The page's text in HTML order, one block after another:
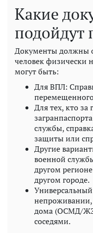
Какие
подойдут
Документы должны
человек физически
могут быть:
Для ВПЛ:
Для тех, кто
службы,
защиты или
Другие
военной
другом
другом городе.
дома (ОСМД/
соседями.